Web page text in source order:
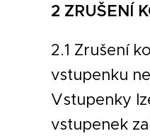
2 ZRUŠENÍ
2.1 Zrušení
vstupenku
Vstupenky
vstupenek